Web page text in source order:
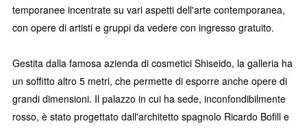
temporanee incentrate su vari aspetti dell'arte contemporanea,
con opere di artisti e gruppi da vedere con ingresso gratuito.
Gestita dalla famosa azienda di cosmetici Shiseido, la galleria ha
un soffitto altro 5 metri, che permette di esporre anche opere di
grandi dimensioni. Il palazzo in cui ha sede, inconfondibilmente
rosso, è stato progettato dall'architetto spagnolo Ricardo Bofill e